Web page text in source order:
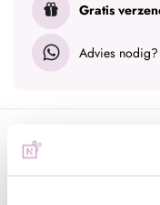
Gratis
Advies nodig?
Omschrijving